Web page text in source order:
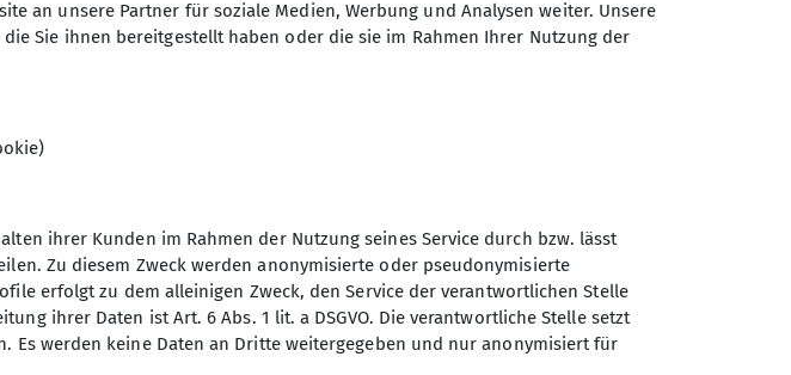
Sektion Ludwigsburg des
Deutschen Alpenvereins e.V.
Fuchshofstraße 66
an unsere Partner für soziale Medien, Werbung und Analysen weiter. Unsere
Sie ihnen bereitgestellt haben oder die sie im Rahmen Ihrer Nutzung der
ihrer Kunden im Rahmen der Nutzung seines Service durch bzw. lässt
Zu diesem Zweck werden anonymisierte oder pseudonymisierte
erfolgt zu dem alleinigen Zweck, den Service der verantwortlichen Stelle
ihrer Daten ist Art. 6 Abs. 1 lit. a DSGVO. Die verantwortliche Stelle setzt
Es werden keine Daten an Dritte weitergegeben und nur anonymisiert für